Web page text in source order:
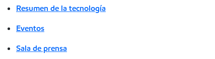
Resumen de la tecnología
Eventos
Sala de prensa